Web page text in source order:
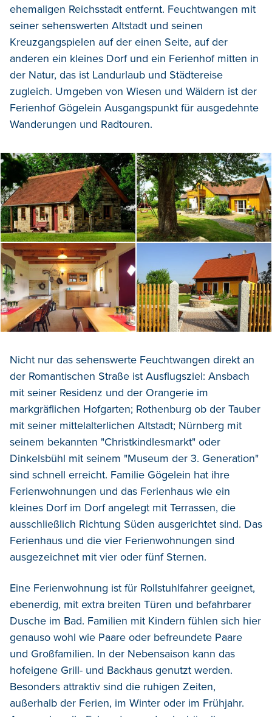
ehemaligen Reichsstadt entfernt. Feuchtwangen mit
seiner sehenswerten Altstadt und seinen
Kreuzgangspielen auf der einen Seite, auf der
anderen ein kleines Dorf und ein Ferienhof mitten in
der Natur, das ist Landurlaub und Städtereise
zugleich. Umgeben von Wiesen und Wäldern ist der
Ferienhof Gögelein Ausgangspunkt für ausgedehnte
Wanderungen und Radtouren.
Nicht nur das sehenswerte Feuchtwangen direkt an
der Romantischen Straße ist Ausflugsziel: Ansbach
mit seiner Residenz und der Orangerie im
markgräflichen Hofgarten; Rothenburg ob der Tauber
mit seiner mittelalterlichen Altstadt; Nürnberg mit
seinem bekannten "Christkindlesmarkt" oder
Dinkelsbühl mit seinem "Museum der 3. Generation"
sind schnell erreicht. Familie Gögelein hat ihre
Ferienwohnungen und das Ferienhaus wie ein
kleines Dorf im Dorf angelegt mit Terrassen, die
ausschließlich Richtung Süden ausgerichtet sind. Das
Ferienhaus und die vier Ferienwohnungen sind
ausgezeichnet mit vier oder fünf Sternen.
Eine Ferienwohnung ist für Rollstuhlfahrer geeignet,
ebenerdig, mit extra breiten Türen und befahrbarer
Dusche im Bad. Familien mit Kindern fühlen sich hier
genauso wohl wie Paare oder befreundete Paare
und Großfamilien. In der Nebensaison kann das
hofeigene Grill- und Backhaus genutzt werden.
Besonders attraktiv sind die ruhigen Zeiten,
außerhalb der Ferien, im Winter oder im Frühjahr.